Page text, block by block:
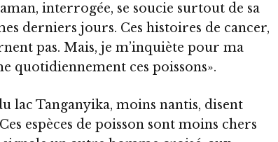
interrogée, se soucie surtout de sa
derniers jours. Ces histoires de cancer,
pas. Mais, je m’inquiète pour ma
quotidiennement ces poissons».
lac Tanganyika, moins nantis, disent
espèces de poisson sont moins chers